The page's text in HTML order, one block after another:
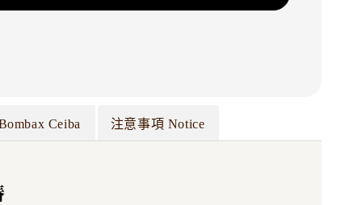
Ceiba 注意事項 Notice